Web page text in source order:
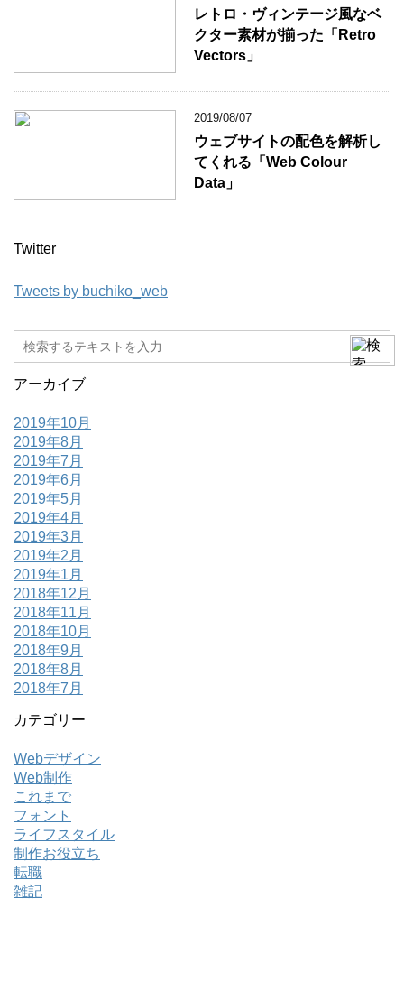
レトロ・ヴィンテージ風なベ
クター素材が揃った「Retro
Vectors」
2019/08/07
ウェブサイトの配色を解析し
てくれる「Web Colour
Data」
Twitter
Tweets by buchiko_web
アーカイブ
2019年10月
2019年8月
2019年7月
2019年6月
2019年5月
2019年4月
2019年3月
2019年2月
2019年1月
2018年12月
2018年11月
2018年10月
2018年9月
2018年8月
2018年7月
カテゴリー
Webデザイン
Web制作
これまで
フォント
ライフスタイル
制作お役立ち
転職
雑記